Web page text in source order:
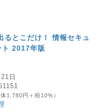
るとこだけ！ 情報セキュ
ト 2017年版
日
体1,780円＋税10%）